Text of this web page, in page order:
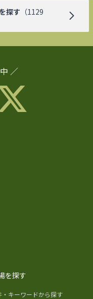
探す （1129
／
を探す
・キーワードから探す